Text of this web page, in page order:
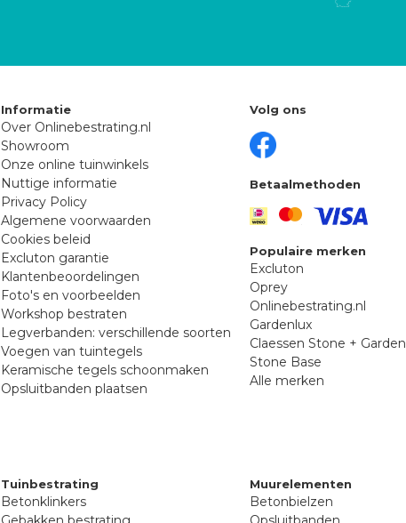
Informatie
Over Onlinebestrating.nl
Showroom
Onze online tuinwinkels
Nuttige informatie
Privacy Policy
Algemene voorwaarden
Cookies beleid
Excluton garantie
Klantenbeoordelingen
Foto's en voorbeelden
Workshop bestraten
Legverbanden: verschillende soorten
Voegen van tuintegels
Keramische tegels schoonmaken
Opsluitbanden plaatsen
Volg ons
Betaalmethoden
Populaire merken
Excluton
Oprey
Onlinebestrating.nl
Gardenlux
Claessen Stone + Garden
Stone Base
Alle merken
Tuinbestrating
Betonklinkers
Muurelementen
Betonbielzen